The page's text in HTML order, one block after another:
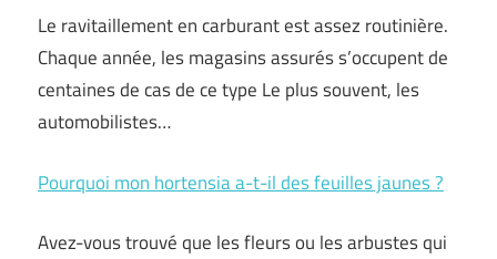
Le ravitaillement en carburant est assez routinière.
Chaque année, les magasins assurés s’occupent de
centaines de cas de ce type Le plus souvent, les
automobilistes…
Pourquoi mon hortensia a-t-il des feuilles jaunes ?
Avez-vous trouvé que les fleurs ou les arbustes qui